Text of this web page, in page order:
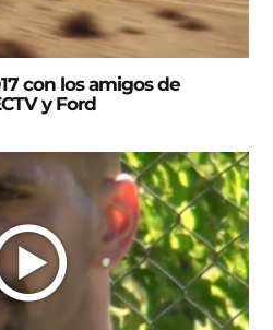
con los amigos de
y Ford